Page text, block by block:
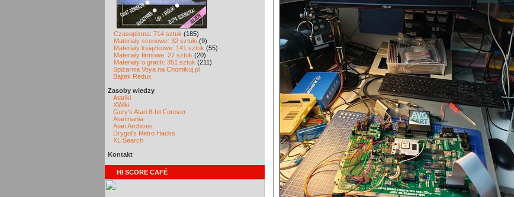
Czasopisma: 714 sztuk (185)
Materiały scenowe: 32 sztuki (9)
Materiały książkowe: 141 sztuk (55)
Materiały firmowe: 27 sztuk (20)
Materiały o grach: 351 sztuk (211)
Spiżarnia Voya na Chomikuj.pl
Bajtek Redux
Zasoby wiedzy
Atariki
XWiki
Gury's Atari 8-bit Forever
Atarimania
Atari Archives
Drygol's Retro Hacks
XL Search
Kontakt
HI SCORE CAFÉ